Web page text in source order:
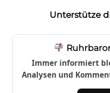
Unterstütze
Immer informiert
Analysen und